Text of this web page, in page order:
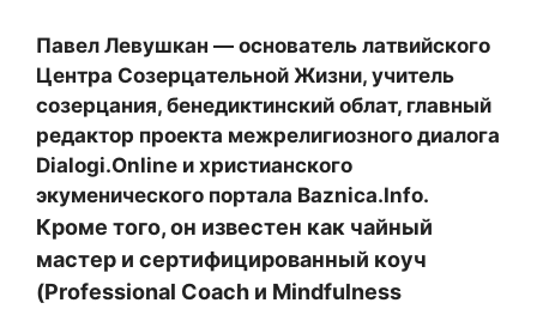
Павел Левушкан — основатель латвийского
Центра Созерцательной Жизни, учитель
созерцания, бенедиктинский облат, главный
редактор проекта межрелигиозного диалога
Dialogi.Online и христианского
экуменического портала Baznica.Info.
Кроме того, он известен как чайный
мастер и сертифицированный коуч
(Professional Coach и Mindfulness